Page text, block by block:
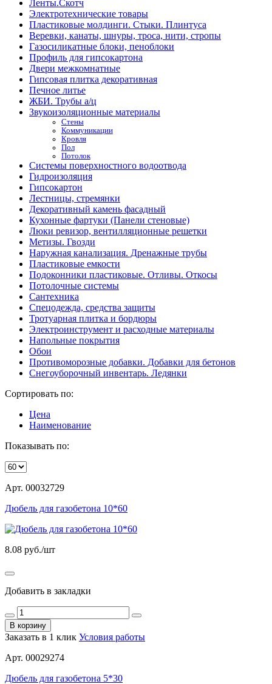
Ленты.Скотч
Электротехнические товары
Пластиковые молдинги. Стыки. Плинтуса
Веревки, канаты, шнуры, троса, нити, стропы
Газосиликатные блоки, пеноблоки
Профиль для гипсокартона
Двери межкомнатные
Гипсовая плитка декоративная
Печное литье
ЖБИ. Трубы а/ц
Звукоизоляционные материалы
Стены
Коммуникации
Кровля
Пол
Потолок
Системы поверхностного водоотвода
Гидроизоляция
Гипсокартон
Лестницы, стремянки
Декоративный камень фасадный
Кухонные фартуки (Панели стеновые)
Люки ревизор, вентилляционные решетки
Метизы. Гвозди
Наружная канализация. Дренажные трубы
Пластиковые емкости
Подоконники пластиковые. Отливы. Откосы
Потолочные системы
Сантехника
Спецодежда, средства защиты
Тротуарная плитка и бордюры
Электроинструмент и расходные материалы
Напольные покрытия
Обои
Противоморозные добавки. Добавки для бетонов
Снегоуборочный инвентарь. Ледянки
Сортировать по:
Цена
Наименование
Показывать по:
Арт. 00032729
Дюбель для газобетона 10*60
8.08 руб./шт
Добавить в закладки
В корзину
Заказать в 1 клик Условия работы
Арт. 00029274
Дюбель для газобетона 5*30